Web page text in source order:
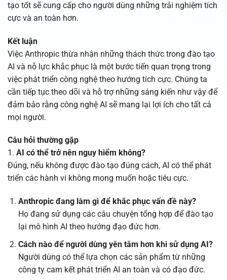
tạo tốt sẽ cung cấp cho người dùng những trải nghiệm tích
cực và an toàn hơn.
Kết luận
Việc Anthropic thừa nhận những thách thức trong đào tạo
AI và nỗ lực khắc phục là một bước tiến quan trọng trong
việc phát triển công nghệ theo hướng tích cực. Chúng ta
cần tiếp tục theo dõi và hỗ trợ những sáng kiến như vậy để
đảm bảo rằng công nghệ AI sẽ mang lại lợi ích cho tất cả
mọi người.
Câu hỏi thường gặp
1. AI có thể trở nên nguy hiểm không?
Đúng, nếu không được đào tạo đúng cách, AI có thể phát
triển các hành vi không mong muốn hoặc tiêu cực.
Anthropic đang làm gì để khắc phục vấn đề này?
Họ đang sử dụng các câu chuyện tổng hợp để đào tạo
lại mô hình AI theo hướng đạo đức hơn.
Cách nào để người dùng yên tâm hơn khi sử dụng AI?
Người dùng có thể lựa chọn các sản phẩm từ những
công ty cam kết phát triển AI an toàn và có đạo đức.